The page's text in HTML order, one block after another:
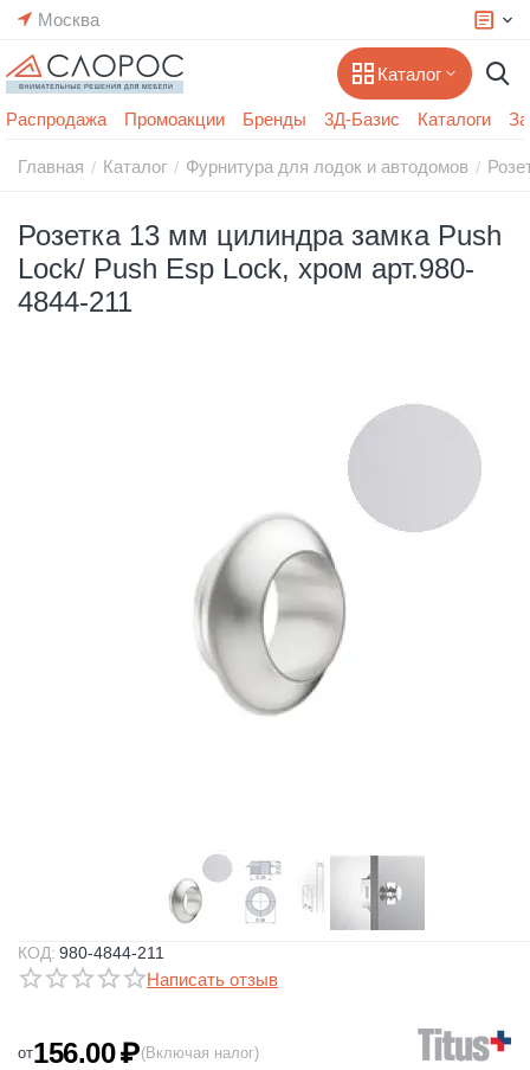
Москва
Каталог
Распродажа Промоакции Бренды 3Д-Базис Каталоги
Главная / Каталог / Фурнитура для лодок и автодомов /
Розетка 13 мм цилиндра замка Push
Lock/ Push Esp Lock, хром арт.980-
4844-211
КОД: 980-4844-211
Написать отзыв
от156.00₽(Включая налог)